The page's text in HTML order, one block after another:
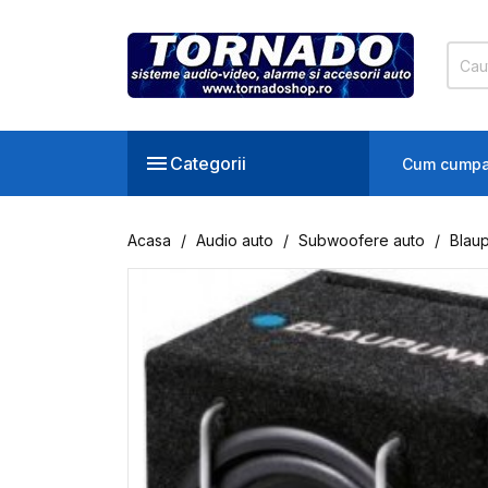
 Categorii Cum
Acasa Audio auto Subwoofere auto